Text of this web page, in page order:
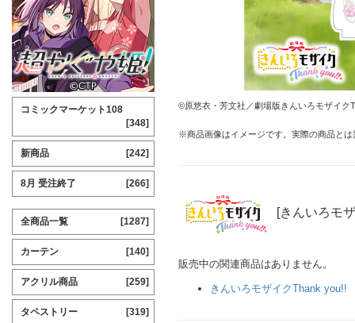
©原悠衣・芳文社／劇場版きんいろモザイク
※商品画像はイメージです。実際の商品と
[きんいろモ
販売中の関連商品はありません。
きんいろモザイクThank you!!
コミックマーケット108
[348]
新商品 [242]
8月 受注終了 [266]
全商品一覧 [1287]
カーテン [140]
アクリル商品 [259]
タペストリー [319]